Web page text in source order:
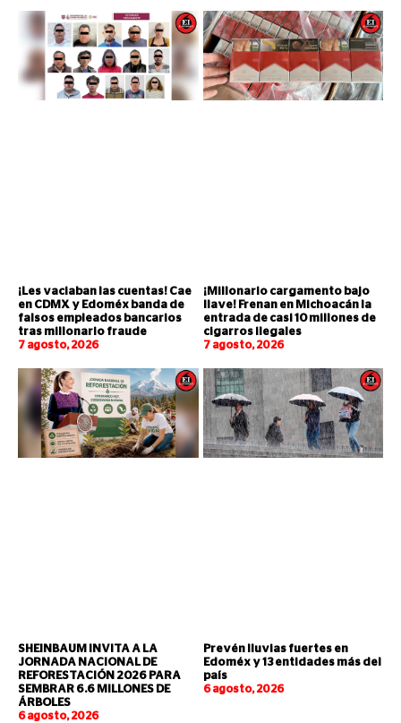
¡Les vaciaban las cuentas! Cae
en CDMX y Edoméx banda de
falsos empleados bancarios
tras millonario fraude
7 agosto, 2026
¡Millonario cargamento bajo
llave! Frenan en Michoacán la
entrada de casi 10 millones de
cigarros ilegales
7 agosto, 2026
SHEINBAUM INVITA A LA
JORNADA NACIONAL DE
REFORESTACIÓN 2026 PARA
SEMBRAR 6.6 MILLONES DE
ÁRBOLES
6 agosto, 2026
Prevén lluvias fuertes en
Edoméx y 13 entidades más del
país
6 agosto, 2026